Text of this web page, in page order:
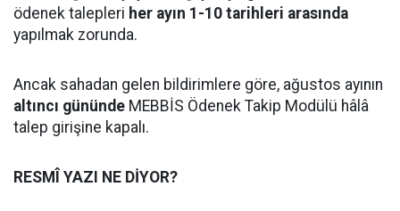
ödenek talepleri her ayın 1-10 tarihleri arasında
yapılmak zorunda.
Ancak sahadan gelen bildirimlere göre, ağustos ayının
altıncı gününde MEBBİS Ödenek Takip Modülü hâlâ
talep girişine kapalı.
RESMÎ YAZI NE DİYOR?